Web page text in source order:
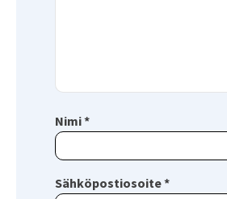
Nimi*
Sähköpostiosoite*